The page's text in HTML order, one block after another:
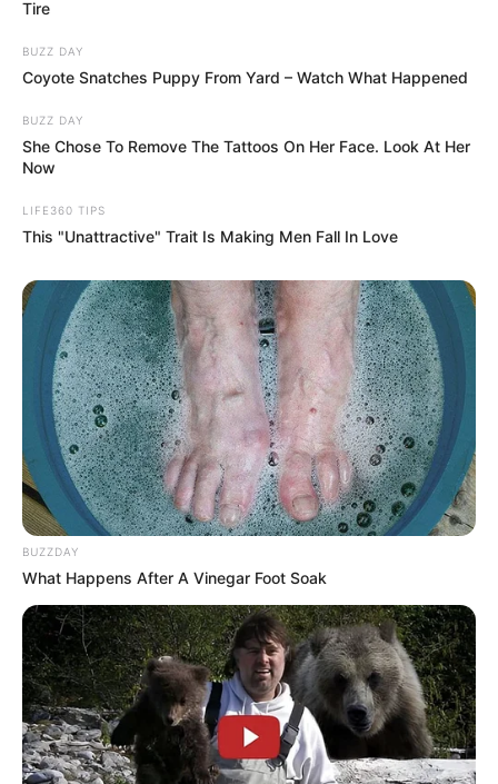
Tire
BUZZ DAY
Coyote Snatches Puppy From Yard – Watch What Happened
BUZZ DAY
She Chose To Remove The Tattoos On Her Face. Look At Her
Now
LIFE360 TIPS
This "Unattractive" Trait Is Making Men Fall In Love
BUZZDAY
What Happens After A Vinegar Foot Soak